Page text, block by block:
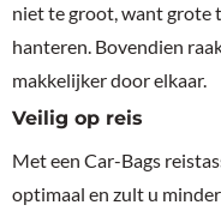
niet te groot, want grote
hanteren. Bovendien
makkelijker door elkaar.
Veilig op reis
Met een Car-Bags
optimaal en zult u